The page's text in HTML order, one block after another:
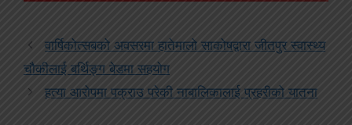
वार्षिकोत्सबको अवसरमा हातेमालो साकोषद्वारा जीतपुर स्वास्थ्य
चौकीलाई बर्थिङ्ग बेडमा सहयोग
हत्या आरोपमा पक्राउ परेकी नाबालिकालाई प्रहरीको यातना